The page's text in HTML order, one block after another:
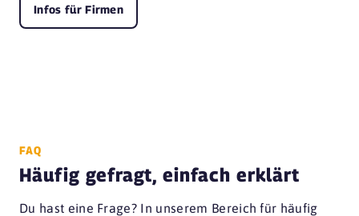
Infos für Firmen
FAQ
Häufig gefragt, einfach erklärt
Du hast eine Frage? In unserem Bereich für häufig